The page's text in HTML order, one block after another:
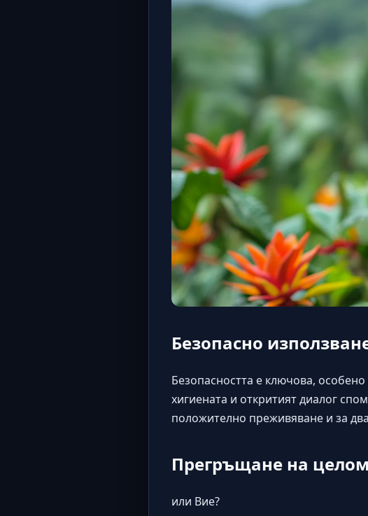
Безопасно
Безопасността е ключова,
хигиената и откритият диалог
положително преживяване и за
Прегръщане на
или Вие?